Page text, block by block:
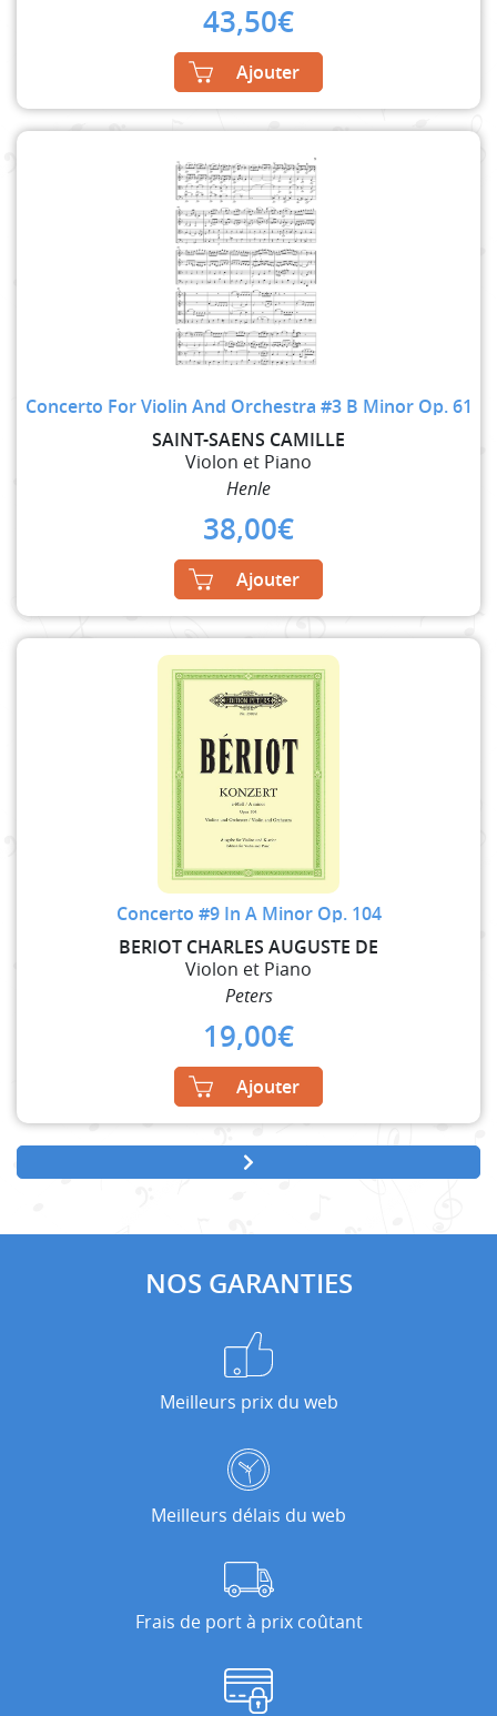
43,50€
Ajouter
Concerto For Violin And Orchestra #3 B Minor Op. 61
SAINT-SAENS CAMILLE
Violon et Piano
Henle
38,00€
Ajouter
Concerto #9 In A Minor Op. 104
BERIOT CHARLES AUGUSTE DE
Violon et Piano
Peters
19,00€
Ajouter
NOS GARANTIES
Meilleurs prix du web
Meilleurs délais du web
Frais de port à prix coûtant